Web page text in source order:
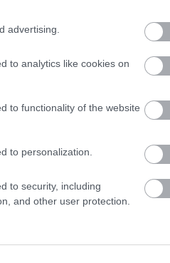
advertising.
to analytics like cookies on
to functionality of the website
to personalization.
to security, including
and other user protection.